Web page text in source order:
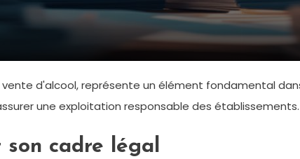
d'alcool, représente un élément fondamental
une exploitation responsable des établissements.
son cadre légal